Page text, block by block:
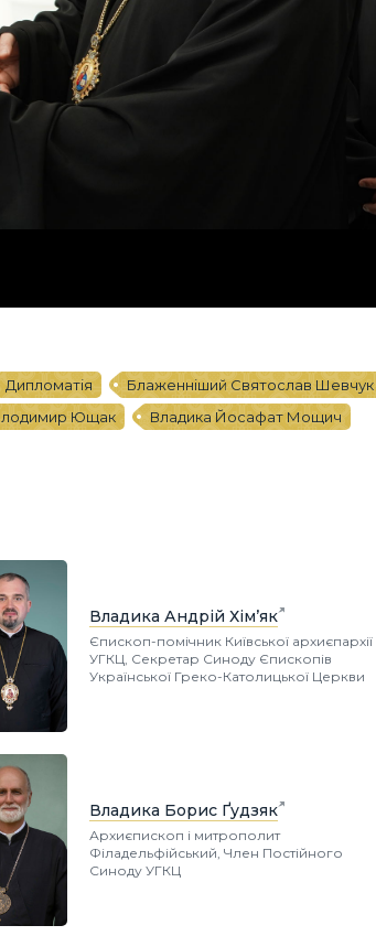
Дипломатія
Блаженніший Святослав Шевчук
Ющак
Владика Йосафат Мощич
Владика Андрій Хім’як
Єпископ-помічник Київської архиєпархії
УГКЦ, Секретар Синоду Єпископів
Української Греко-Католицької Церкви
Владика Борис Ґудзяк
Архиєпископ і митрополит
Філадельфійський, Член Постійного
Синоду УГКЦ